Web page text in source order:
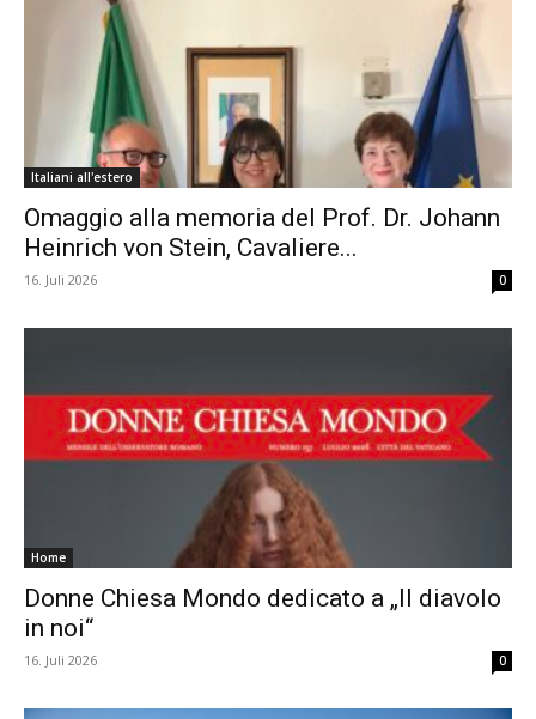
Italiani all'estero
Omaggio alla memoria del Prof. Dr. Johann
Heinrich von Stein, Cavaliere...
16. Juli 2026 0
Home
Donne Chiesa Mondo dedicato a „Il diavolo
in noi“
16. Juli 2026 0